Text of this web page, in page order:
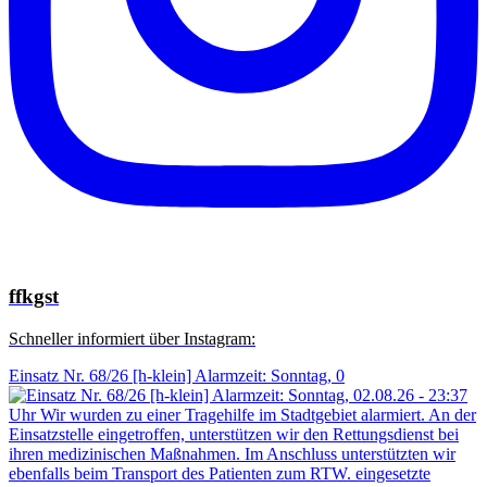
ffkgst
Schneller informiert über Instagram:
Einsatz Nr. 68/26 [h-klein] Alarmzeit: Sonntag, 0